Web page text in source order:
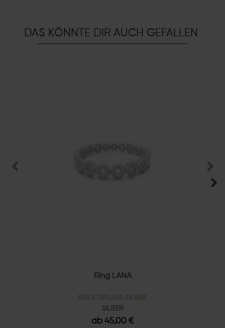
DAS KÖNNTE DIR AUCH GEFALLEN
Ring LANA
925 STERLING SILBER
SILBER
ab 45,00 €